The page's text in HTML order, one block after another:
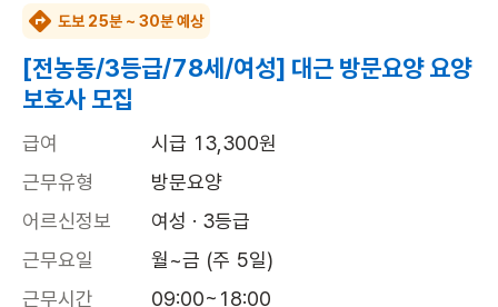
도보 25분 ~ 30분 예상
[전농동/3등급/78세/여성] 대근 방문요양 요양
보호사 모집
급여
시급 13,300원
근무유형
방문요양
어르신정보
여성 · 3등급
근무요일
월~금 (주 5일)
근무시간
09:00~18:00